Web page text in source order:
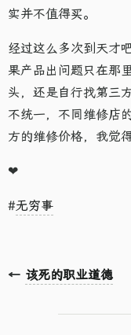
实并不值得买。
经过这么多次到天才
果产品出问题只在那
头，还是自行找第三
不统一，不同维修店
方的维修价格，我觉
❤
#无穷事
← 该死的职业道德